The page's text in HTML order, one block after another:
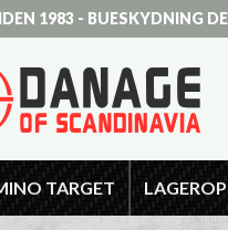
1983 - BUESKYDNING
TARGET